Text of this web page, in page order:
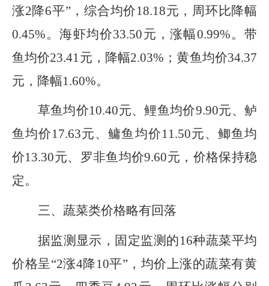
涨2降6平”，综合均价18.18元， 周环比降幅
0.45%。海虾均价33.50元，涨幅0.99%。带
鱼均价23.41元，降幅2.03%；黄鱼均价34.37
元，降幅1.60%。
草鱼均价10.40元、鲤鱼均价9.90元、鲈
鱼均价17.63元、鳙鱼均价11.50元、鲫鱼均
价13.30元、罗非鱼均价9.60元， 价格保持稳
定。
三、 蔬菜类价格略有回落
据监测显示，固定监测的16种蔬菜平均
价格呈“2涨4降10平”，均价上涨的蔬菜有黄